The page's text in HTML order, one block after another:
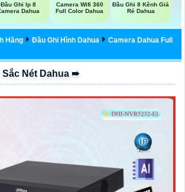
Đầu Ghi Ip 8
Dahua
Camera Wifi 360
Full Color Dahua
Đầu Ghi 8 Kênh Giá
Rẻ Dahua
Hãng Đầu Ghi Hình Dahua
Camera Dahua Full
Sắc Nét Dahua ➠